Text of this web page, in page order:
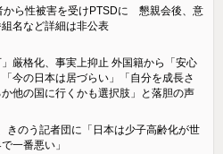
から性被害を受けPTSDに 懇親会後、意
名など詳細は非公表
厳格化、事実上抑止 外国籍から「安心
今の日本は居づらい」「自分を成長さ
他の国に行くかも選択肢」と落胆の声
きのう記者団に「日本は少子高齢化が世
一番悪い」